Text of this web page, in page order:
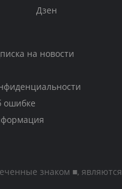
Дзен
на новости
ошибке
знаком ■, являются